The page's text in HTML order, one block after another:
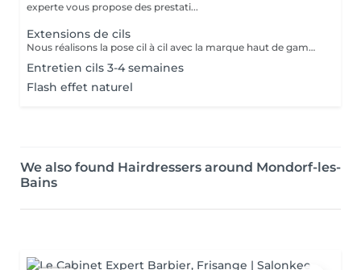
experte vous propose des prestati...
Extensions de cils
Nous réalisons la pose cil à cil avec la marque haut de gamme London LASH. La technique est effectuée sur mesure en fonction de la forme de vos yeux et de vos envies, afin de vous garantir un service de qualité optimale. Nous prenons bien le temps d'analyser votre regard et d'adapter la courbure, l'épaisseur, et la longueur à votre morphologie. N'hésitez pas à nous contacter pour réserver votre séance et révéler toute la beauté de VOTRE regard!
Entretien cils 3-4 semaines
Flash effet naturel
We also found Hairdressers around Mondorf-les-
Bains